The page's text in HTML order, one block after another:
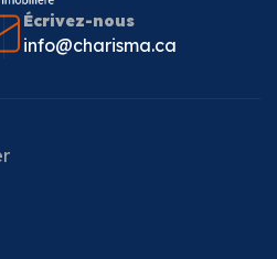
Écrivez-nous
info@charisma.ca